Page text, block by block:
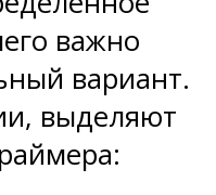
важно
вариант.
выделяют